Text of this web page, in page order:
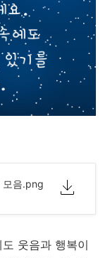
모음.png
웃음과 행복이